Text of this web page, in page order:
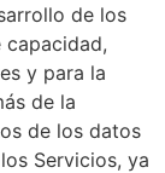
de los
capacidad,
y para la
de la
de los datos
Servicios, ya